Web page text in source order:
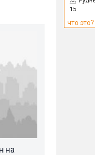
на
15
что это?